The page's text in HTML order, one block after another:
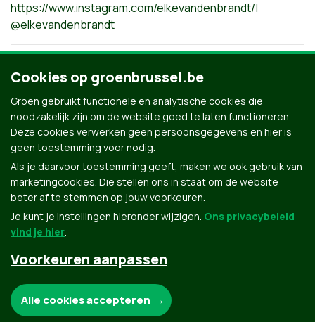
https://www.instagram.com/elkevandenbrandt/|
@elkevandenbrandt
Mailto: evandenbrandt@gov.brussels
| Elke Van den
Brandt
Groen.be
Contact Privacybeleid
Cookies op groenbrussel.be
Groen gebruikt functionele en analytische cookies die
noodzakelijk zijn om de website goed te laten functioneren.
Deze cookies verwerken geen persoonsgegevens en hier is
geen toestemming voor nodig.
Als je daarvoor toestemming geeft, maken we ook gebruik van
marketingcookies. Die stellen ons in staat om de website
beter af te stemmen op jouw voorkeuren.
Je kunt je instellingen hieronder wijzigen. Ons privacybeleid
vind je hier.
Voorkeuren aanpassen
Alle cookies accepteren